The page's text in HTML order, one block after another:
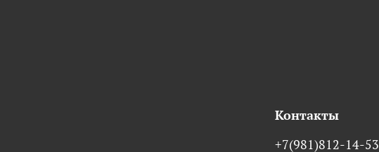
Контакты
+7(981)812-14-53